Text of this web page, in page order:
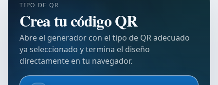
TIPO DE QR
Crea tu código QR
Abre el generador con el tipo de QR adecuado
ya seleccionado y termina el diseño
directamente en tu navegador.